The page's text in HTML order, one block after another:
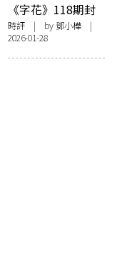
《字花》118期封
面事件之我見
時評 | by鄧小樺 |
2026-01-28